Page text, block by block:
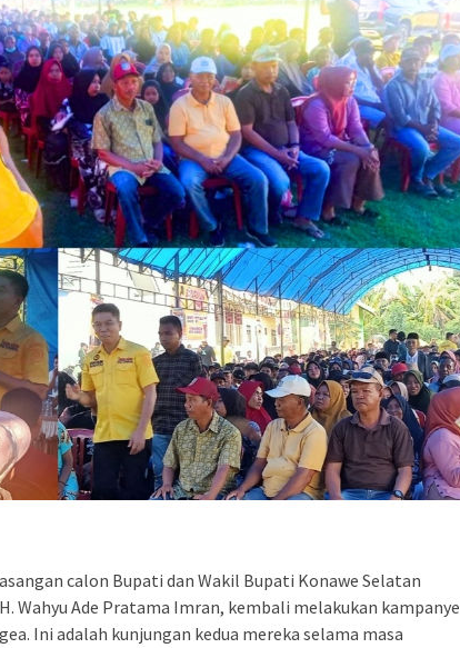
calon Bupati dan Wakil Bupati Konawe Selatan
Wahyu Ade Pratama Imran, kembali melakukan kampanye
Ini adalah kunjungan kedua mereka selama masa